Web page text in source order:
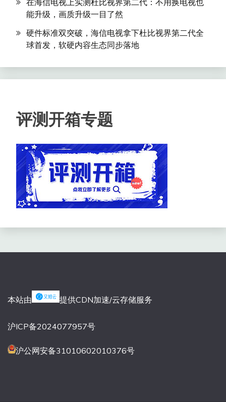
在海信电视上实测杜比视界第二代：不用换电视也
能升级，画质升级一目了然
硬件标准双突破，海信电视拿下杜比视界第二代全
球首发，软硬内容生态同步落地
评测开箱专题
本站由 提供CDN加速/云存储服务
沪ICP备2024077957号
沪公网安备31010602010376号